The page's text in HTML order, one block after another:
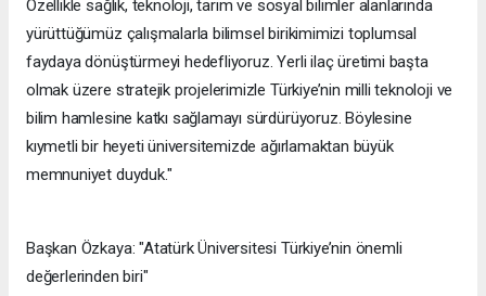
Özellikle sağlık, teknoloji, tarım ve sosyal bilimler alanlarında
yürüttüğümüz çalışmalarla bilimsel birikimimizi toplumsal
faydaya dönüştürmeyi hedefliyoruz. Yerli ilaç üretimi başta
olmak üzere stratejik projelerimizle Türkiye’nin milli teknoloji ve
bilim hamlesine katkı sağlamayı sürdürüyoruz. Böylesine
kıymetli bir heyeti üniversitemizde ağırlamaktan büyük
memnuniyet duyduk."
Başkan Özkaya: "Atatürk Üniversitesi Türkiye’nin önemli
değerlerinden biri"